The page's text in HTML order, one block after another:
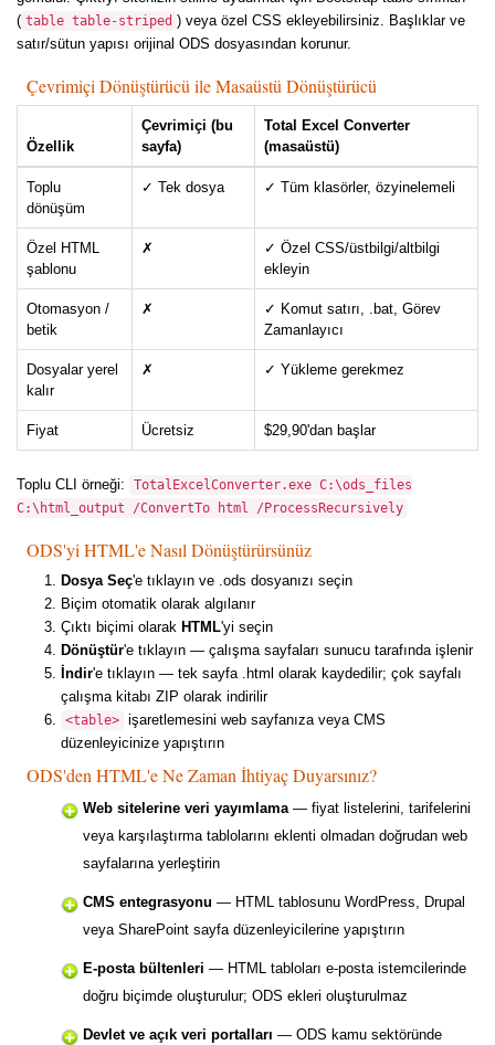
( table table-striped ) veya özel CSS ekleyebilirsiniz. Başlıklar ve
satır/sütun yapısı orijinal ODS dosyasından korunur.
Çevrimiçi Dönüştürücü ile Masaüstü Dönüştürücü
Özellik
Çevrimiçi (bu
sayfa)
Total Excel Converter
(masaüstü)
Toplu
dönüşüm
✓ Tek dosya ✓ Tüm klasörler, özyinelemeli
Özel HTML
şablonu
✗
✓ Özel CSS/üstbilgi/altbilgi
ekleyin
Otomasyon /
betik
✗
✓ Komut satırı, .bat, Görev
Zamanlayıcı
Dosyalar yerel
kalır
✗ ✓ Yükleme gerekmez
Fiyat Ücretsiz $29,90'dan başlar
Toplu CLI örneği:
TotalExcelConverter.exe C:\ods_files
C:\html_output /ConvertTo html /ProcessRecursively
ODS'yi HTML'e Nasıl Dönüştürürsünüz
Dosya Seç'e tıklayın ve .ods dosyanızı seçin
Biçim otomatik olarak algılanır
Çıktı biçimi olarak HTML'yi seçin
Dönüştür'e tıklayın — çalışma sayfaları sunucu tarafında işlenir
İndir'e tıklayın — tek sayfa .html olarak kaydedilir; çok sayfalı
çalışma kitabı ZIP olarak indirilir
<table> işaretlemesini web sayfanıza veya CMS
düzenleyicinize yapıştırın
ODS'den HTML'e Ne Zaman İhtiyaç Duyarsınız?
Web sitelerine veri yayımlama— fiyat listelerini, tarifelerini
veya karşılaştırma tablolarını eklenti olmadan doğrudan web
sayfalarına yerleştirin
CMS entegrasyonu — HTML tablosunu WordPress, Drupal
veya SharePoint sayfa düzenleyicilerine yapıştırın
E-posta bültenleri — HTML tabloları e-posta istemcilerinde
doğru biçimde oluşturulur; ODS ekleri oluşturulmaz
Devlet ve açık veri portalları — ODS kamu sektöründe